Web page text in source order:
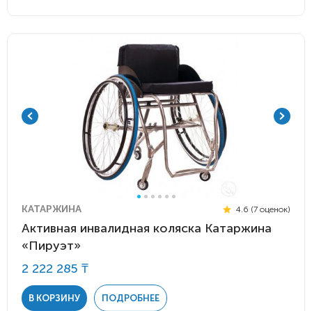
КАТАРЖИНА 4.6 (7 оценок)
Активная инвалидная коляска Катаржина
«Пируэт»
2 222 285 ₸
В КОРЗИНУ ПОДРОБНЕЕ